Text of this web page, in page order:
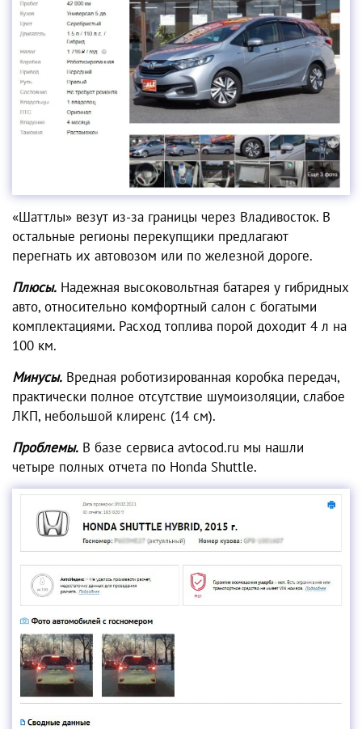
«Шаттлы» везут из-за границы через Владивосток. В
остальные регионы перекупщики предлагают
перегнать их автовозом или по железной дороге.
Плюсы. Надежная высоковольтная батарея у гибридных
авто, относительно комфортный салон с богатыми
комплектациями. Расход топлива порой доходит 4 л на
100 км.
Минусы. Вредная роботизированная коробка передач,
практически полное отсутствие шумоизоляции, слабое
ЛКП, небольшой клиренс (14 см).
Проблемы. В базе сервиса avtocod.ru мы нашли
четыре полных отчета по Honda Shuttle.